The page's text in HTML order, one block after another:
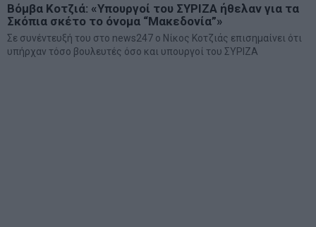
Bόμβα Κοτζιά: «Υπουργοί του ΣΥΡΙΖΑ ήθελαν για τα
Σκόπια σκέτο το όνομα “Μακεδονία”»
Σε συνέντευξή του στο news247 ο Νίκος Κοτζιάς επισημαίνει ότι
υπήρχαν τόσο βουλευτές όσο και υπουργοί του ΣΥΡΙΖΑ